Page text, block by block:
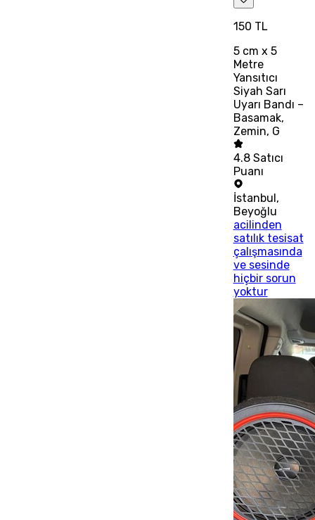
150 TL
5 cm x 5
Metre
Yansıtıcı
Siyah Sarı
Uyarı Bandı –
Basamak,
Zemin, G
4.8 Satıcı
Puanı
İstanbul,
Beyoğlu
acilinden
satılık tesisat
çalışmasında
ve sesinde
hiçbir sorun
yoktur